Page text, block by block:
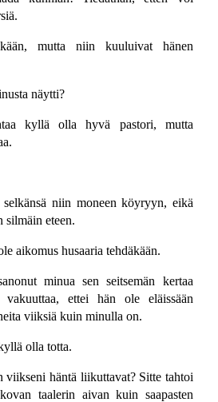
mutta niin kuuluivat hänen
näytti?
kyllä olla hyvä pastori, mutta
niin moneen köyryyn, eikä
silmäin eteen.
aikomus husaaria tehdäkään.
minua sen seitsemän kertaa
vakuuttaa, ettei hän ole eläissään
viiksiä kuin minulla on.
olla totta.
viikseni häntä liikuttavat? Sitte tahtoi
taalerin aivan kuin saapasten